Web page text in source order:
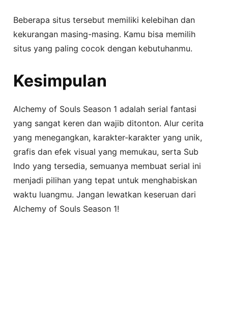
Beberapa situs tersebut memiliki kelebihan dan
kekurangan masing-masing. Kamu bisa memilih
situs yang paling cocok dengan kebutuhanmu.
Kesimpulan
Alchemy of Souls Season 1 adalah serial fantasi
yang sangat keren dan wajib ditonton. Alur cerita
yang menegangkan, karakter-karakter yang unik,
grafis dan efek visual yang memukau, serta Sub
Indo yang tersedia, semuanya membuat serial ini
menjadi pilihan yang tepat untuk menghabiskan
waktu luangmu. Jangan lewatkan keseruan dari
Alchemy of Souls Season 1!